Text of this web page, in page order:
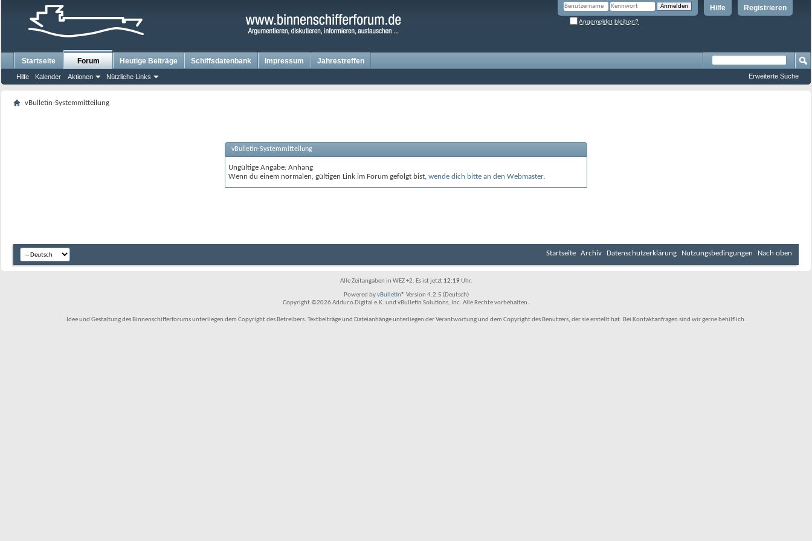
Registrieren
Hilfe
Angemeldet bleiben?
Startseite Forum
Hilfe Kalender Aktionen Nützliche Links
Heutige Beiträge Schiffsdatenbank Impressum Jahrestreffen
Erweiterte Suche
vBulletin-Systemmitteilung
vBulletin-Systemmitteilung
Ungültige Angabe: Anhang
Wenn du einem normalen, gültigen Link im Forum gefolgt bist, wende dich bitte an den Webmaster.
Startseite Archiv Datenschutzerklärung Nutzungsbedingungen Nach oben
Alle Zeitangaben in WEZ +2. Es ist jetzt 12:19Uhr.
Powered byvBulletin® Version 4.2.5 (Deutsch)
Copyright ©2026 Adduco Digital e.K. und vBulletin Solutions, Inc. Alle Rechte vorbehalten.
Idee und Gestaltung des Binnenschifferforums unterliegen dem Copyright des Betreibers. Textbeiträge und Dateianhänge unterliegen der Verantwortung und dem Copyright des Benutzers, der sie erstellt hat. Bei Kontaktanfragen sind wir gerne behilflich.